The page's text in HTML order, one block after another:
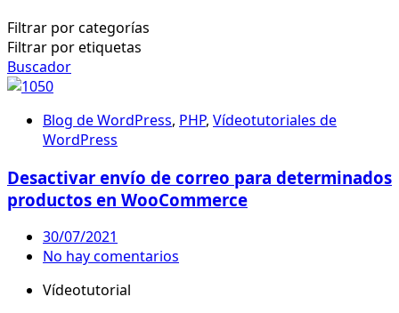
Filtrar por categorías
Filtrar por etiquetas
Buscador
Blog de WordPress, PHP, Vídeotutoriales de
WordPress
Desactivar envío de correo para determinados
productos en WooCommerce
30/07/2021
No hay comentarios
Vídeotutorial